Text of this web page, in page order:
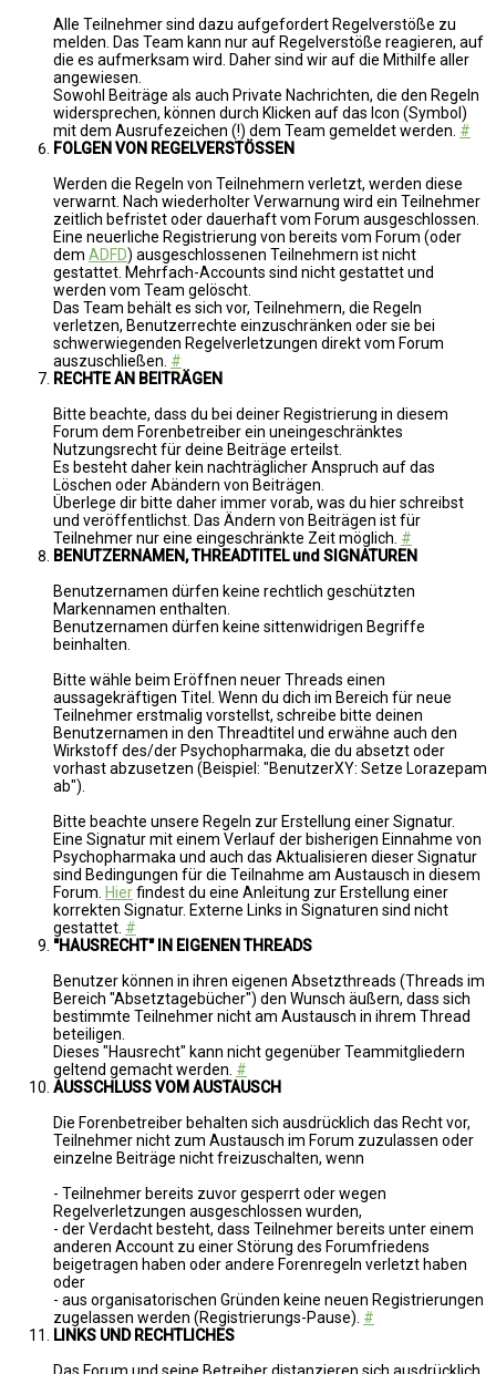
Alle Teilnehmer sind dazu aufgefordert Regelverstöße zu
melden. Das Team kann nur auf Regelverstöße reagieren, auf
die es aufmerksam wird. Daher sind wir auf die Mithilfe aller
angewiesen.
Sowohl Beiträge als auch Private Nachrichten, die den Regeln
widersprechen, können durch Klicken auf das Icon (Symbol)
mit dem Ausrufezeichen (!) dem Team gemeldet werden. #
FOLGEN VON REGELVERSTÖSSEN
Werden die Regeln von Teilnehmern verletzt, werden diese
verwarnt. Nach wiederholter Verwarnung wird ein Teilnehmer
zeitlich befristet oder dauerhaft vom Forum ausgeschlossen.
Eine neuerliche Registrierung von bereits vom Forum (oder
dem ADFD) ausgeschlossenen Teilnehmern ist nicht
gestattet. Mehrfach-Accounts sind nicht gestattet und
werden vom Team gelöscht.
Das Team behält es sich vor, Teilnehmern, die Regeln
verletzen, Benutzerrechte einzuschränken oder sie bei
schwerwiegenden Regelverletzungen direkt vom Forum
auszuschließen. #
RECHTE AN BEITRÄGEN
Bitte beachte, dass du bei deiner Registrierung in diesem
Forum dem Forenbetreiber ein uneingeschränktes
Nutzungsrecht für deine Beiträge erteilst.
Es besteht daher kein nachträglicher Anspruch auf das
Löschen oder Abändern von Beiträgen.
Überlege dir bitte daher immer vorab, was du hier schreibst
und veröffentlichst. Das Ändern von Beiträgen ist für
Teilnehmer nur eine eingeschränkte Zeit möglich. #
BENUTZERNAMEN, THREADTITEL und SIGNATUREN
Benutzernamen dürfen keine rechtlich geschützten
Markennamen enthalten.
Benutzernamen dürfen keine sittenwidrigen Begriffe
beinhalten.
Bitte wähle beim Eröffnen neuer Threads einen
aussagekräftigen Titel. Wenn du dich im Bereich für neue
Teilnehmer erstmalig vorstellst, schreibe bitte deinen
Benutzernamen in den Threadtitel und erwähne auch den
Wirkstoff des/der Psychopharmaka, die du absetzt oder
vorhast abzusetzen (Beispiel: "BenutzerXY: Setze Lorazepam
ab").
Bitte beachte unsere Regeln zur Erstellung einer Signatur.
Eine Signatur mit einem Verlauf der bisherigen Einnahme von
Psychopharmaka und auch das Aktualisieren dieser Signatur
sind Bedingungen für die Teilnahme am Austausch in diesem
Forum. Hierfindest du eine Anleitung zur Erstellung einer
korrekten Signatur. Externe Links in Signaturen sind nicht
gestattet. #
"HAUSRECHT" IN EIGENEN THREADS
Benutzer können in ihren eigenen Absetzthreads (Threads im
Bereich "Absetztagebücher") den Wunsch äußern, dass sich
bestimmte Teilnehmer nicht am Austausch in ihrem Thread
beteiligen.
Dieses "Hausrecht" kann nicht gegenüber Teammitgliedern
geltend gemacht werden. #
AUSSCHLUSS VOM AUSTAUSCH
Die Forenbetreiber behalten sich ausdrücklich das Recht vor,
Teilnehmer nicht zum Austausch im Forum zuzulassen oder
einzelne Beiträge nicht freizuschalten, wenn
- Teilnehmer bereits zuvor gesperrt oder wegen
Regelverletzungen ausgeschlossen wurden,
- der Verdacht besteht, dass Teilnehmer bereits unter einem
anderen Account zu einer Störung des Forumfriedens
beigetragen haben oder andere Forenregeln verletzt haben
oder
- aus organisatorischen Gründen keine neuen Registrierungen
zugelassen werden (Registrierungs-Pause). #
LINKS UND RECHTLICHES